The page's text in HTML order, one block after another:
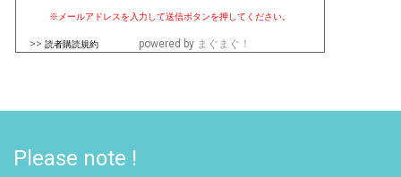
※メールアドレスを入力して送信ボタンを押してください。
>> 読者購読規約 powered by まぐまぐ！
Please note !